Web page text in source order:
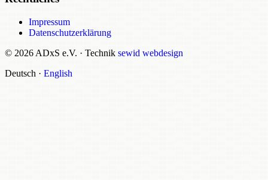
Impressum
Datenschutzerklärung
© 2026 ADxS e.V. · Technik sewid webdesign
Deutsch · English